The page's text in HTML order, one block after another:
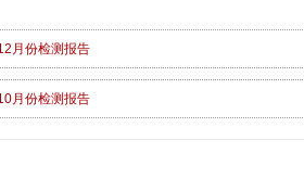
月份检测报告
月份检测报告